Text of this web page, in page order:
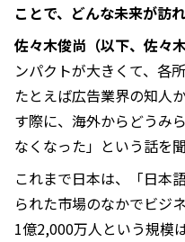
ことで、どんな未来が訪
佐々木俊尚（以下、佐々
ンパクトが大きくて、各
たとえば広告業界の知人
す際に、海外からどうみ
なくなった」という話を
これまで日本は、「日本
られた市場のなかでビジ
1億2,000万人という規模